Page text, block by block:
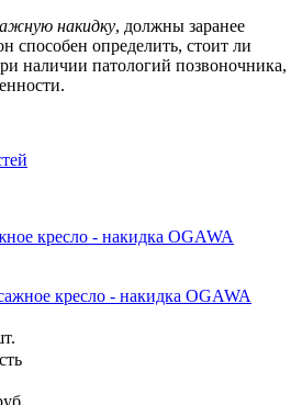
накидку, должны заранее
способен определить, стоит ли
наличии патологий позвоночника,
кресло - накидка OGAWA